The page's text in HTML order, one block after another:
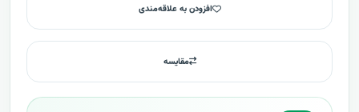
افزودن به علاقه‌مندی
مقایسه